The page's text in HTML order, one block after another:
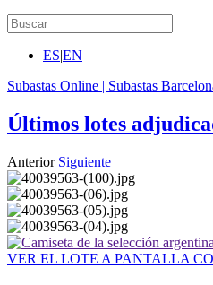
ES|EN
Subastas Online | Subastas
Últimos lotes
Anterior Siguiente
VER EL LOTE A PANTALLA